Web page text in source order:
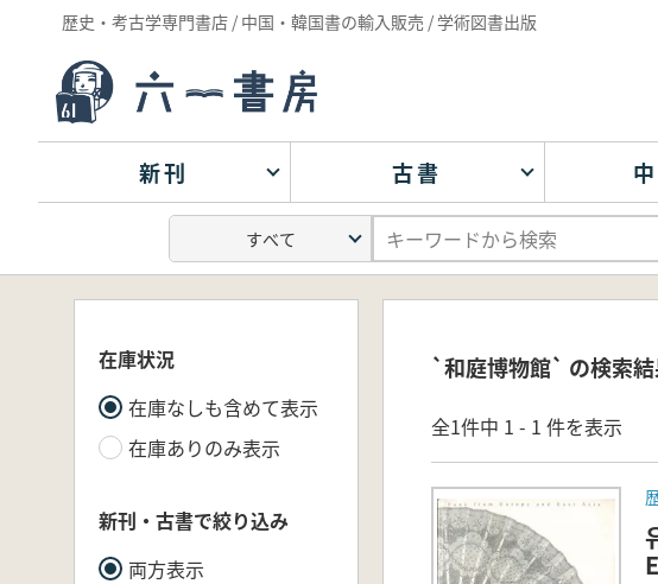
歴史・考古学専門書店 / 中国・韓国書の輸入販売 / 学術図書出版
新刊 古書
在庫状況
在庫なしも含めて表示
在庫ありのみ表示
新刊・古書で絞り込み
両方表示
`和庭博物館` の検索
全1件中 1 - 1 件を表示